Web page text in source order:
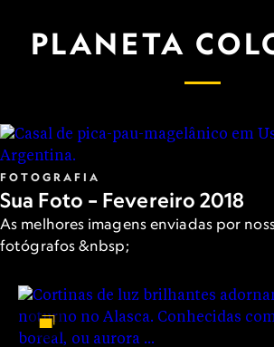
PLANETA
FOTOGRAFIA
Sua Foto – Fevereiro 2018
As melhores imagens enviadas por
fotógrafos &nbsp;